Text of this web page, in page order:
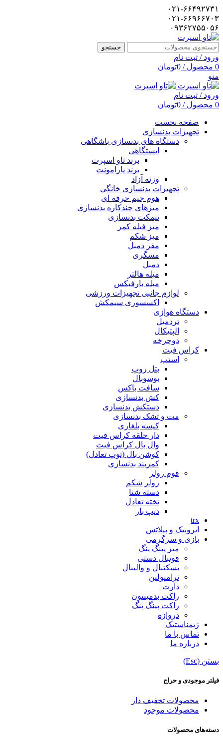
۰۲۱-۶۶۴۹۲۷۳۱
۰۲۱-۶۶۹۶۶۷۰۳
۰۹۳۶۲۷۵۵۰۵۶
جستجو
ورود / ثبت نام
0 محصول / تومان0
منو
ورود / ثبت نام
0 محصول / تومان0
صفحه نخست
تجهیزات بدنسازی
دستگاه های بدنسازی باشگاهی
ایستگاهی
برند تاو اسپرت
برند پارامونت
وزنه آزاد
تجهیزات بدنسازی خانگی
هوم جیم حرفه ای
میزهای چندکاره بدنسازی
نیمکت بدنسازی
میز فیله کمر
میز شکم
مقر دمبل
مسگری
دمبل
میله هالتر
میله بارفیکس
لوازم جانبی تجهیزات ورزشی
اکسسوری سیمکش
دستگاه هوازی
تردمیل
الپتیکال
دوچرخه
کراس فیت
استپ
بتل روپ
بوسوبال
سافت باکس
کش بدنسازی
دستکش بدنسازی
مت و تشک بدنسازی
کیسه بلغاری
دار حلقه کراس فیت
وال بال کراس فیت
کوشن بال (توپ تعادل)
کمربند بدنسازی
فوم رولر
رولر شکم
دسته شنا
تخته تعادل
دیپ بار
trx
ایروبیک و پیلاتس
بازی و سرگرمی
میز پینگ پنگ
فوتبال دستی
بسکتبال و والیبال
ترامپولین
دارت
راکت بدمینتون
راکت پینگ پنگ
دروازه
ژیمناستیک
تماس با ما
درباره ما
بستن (Esc)
فیلتر موجودی و حراج
محصولات تخفیف دار
محصولات موجود
دسته‌های محصولات